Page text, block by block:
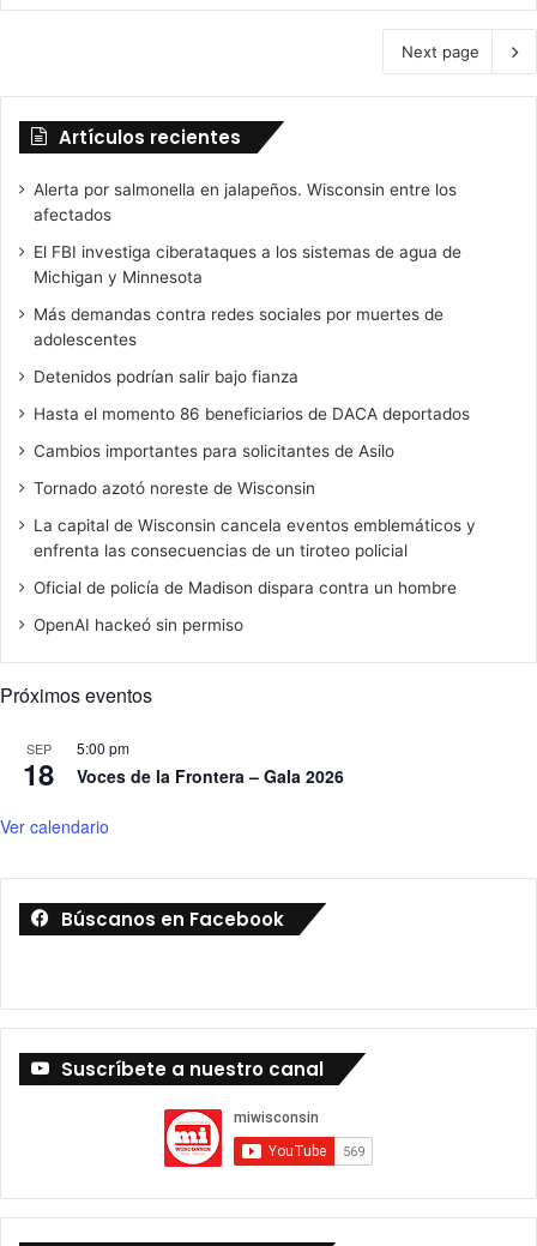
Next page
Artículos recientes
Alerta por salmonella en jalapeños. Wisconsin entre los
afectados
El FBI investiga ciberataques a los sistemas de agua de
Michigan y Minnesota
Más demandas contra redes sociales por muertes de
adolescentes
Detenidos podrían salir bajo fianza
Hasta el momento 86 beneficiarios de DACA deportados
Cambios importantes para solicitantes de Asilo
Tornado azotó noreste de Wisconsin
La capital de Wisconsin cancela eventos emblemáticos y
enfrenta las consecuencias de un tiroteo policial
Oficial de policía de Madison dispara contra un hombre
OpenAI hackeó sin permiso
Próximos eventos
SEP
18
5:00 pm
Voces de la Frontera – Gala 2026
Ver calendario
Búscanos en Facebook
Suscríbete a nuestro canal